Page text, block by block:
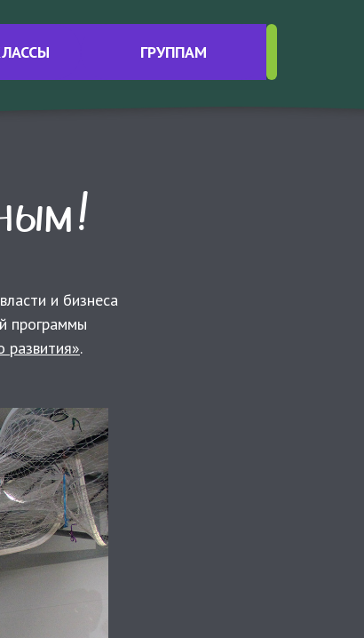
ГРУППАМ
материалы
и бизнеса
программы
развития».